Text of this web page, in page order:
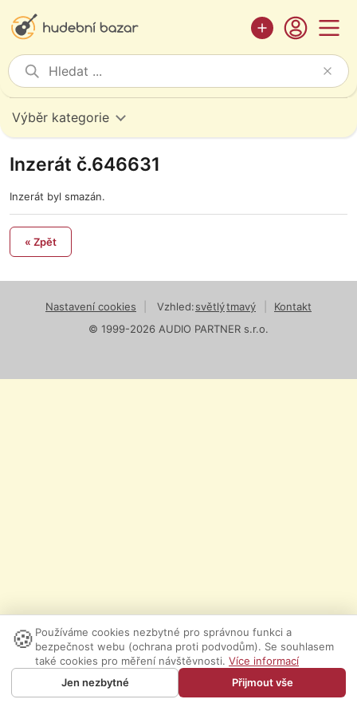
Výběr kategorie
Inzerát č.646631
Inzerát byl smazán.
« Zpět
Nastavení cookies Vzhled:světlýtmavý
Kontakt
© 1999-2026 AUDIO PARTNER s.r.o.
🍪 Používáme cookies nezbytné pro správnou funkci a
bezpečnost webu (ochrana proti podvodům). Se souhlasem
také cookies pro měření návštěvnosti. Více informací
Jen nezbytné
Přijmout vše